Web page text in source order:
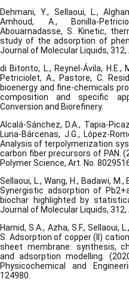
Dehmani, Y., Sellaoui, L.,
Amhoud, A., Bonilla-
Abouarnadasse, S. Kinetic,
study of the adsorption of
Journal of Molecular Liquids, 312,
di Bitonto, L., Reynel-Ávila, H.E.,
Petriciolet, A., Pastore, C.
bioenergy and fine-chemicals
composition and specific
Conversion and Biorefinery.
Alcalá-Sánchez, D.A., Tapia-
Luna-Bárcenas, J.G., López-
Analysis of terpolymerization
carbon fiber precursors of PAN.
Polymer Science, Art. No.
Sellaoui, L., Wang, H., Badawi,
Synergistic adsorption of
biochar highlighted by
Journal of Molecular Liquids, 312,
Hamid, S.A., Azha, S.F., Sellaoui,
S. Adsorption of copper (II)
sheet membrane: synthesis,
and adsorption modelling.
Physicochemical and
124980.